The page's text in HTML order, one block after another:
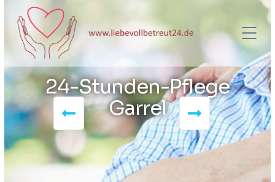
24-Stunden-Pflege
Garrel